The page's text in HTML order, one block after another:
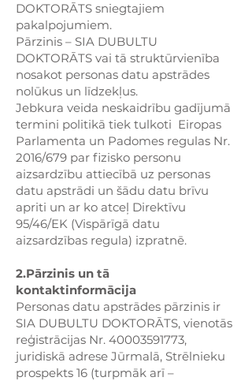
DOKTORĀTS sniegtajiem
pakalpojumiem.
Pārzinis – SIA DUBULTU
DOKTORĀTS vai tā struktūrvienība
nosakot personas datu apstrādes
nolūkus un līdzekļus.
Jebkura veida neskaidrību gadījumā
termini politikā tiek tulkoti Eiropas
Parlamenta un Padomes regulas Nr.
2016/679 par fizisko personu
aizsardzību attiecībā uz personas
datu apstrādi un šādu datu brīvu
apriti un ar ko atceļ Direktīvu
95/46/EK (Vispārīgā datu
aizsardzības regula) izpratnē.
2.Pārzinis un tā
kontaktinformācija
Personas datu apstrādes pārzinis ir
SIA DUBULTU DOKTORĀTS, vienotās
reģistrācijas Nr. 40003591773,
juridiskā adrese Jūrmalā, Strēlnieku
prospekts 16 (turpmāk arī –